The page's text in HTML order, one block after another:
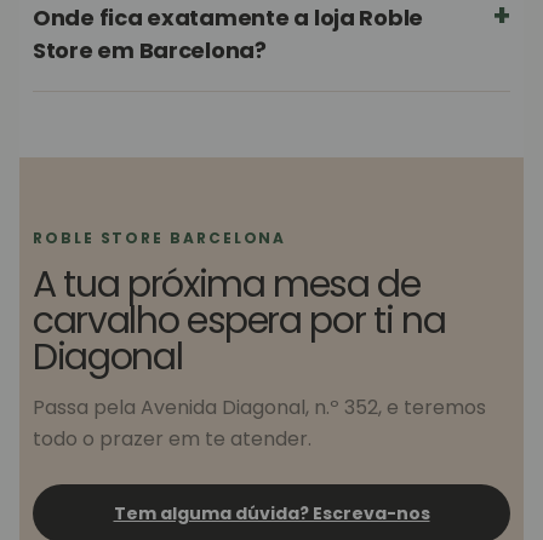
Onde fica exatamente a loja Roble
Store em Barcelona?
ROBLE STORE BARCELONA
A tua próxima mesa de
carvalho espera por ti na
Diagonal
Passa pela Avenida Diagonal, n.º 352, e teremos
todo o prazer em te atender.
Tem alguma dúvida? Escreva-nos